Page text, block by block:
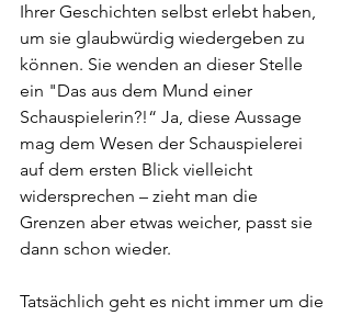
Ihrer Geschichten selbst erlebt haben,
um sie glaubwürdig wiedergeben zu
können. Sie wenden an dieser Stelle
ein "Das aus dem Mund einer
Schauspielerin?!“ Ja, diese Aussage
mag dem Wesen der Schauspielerei
auf dem ersten Blick vielleicht
widersprechen – zieht man die
Grenzen aber etwas weicher, passt sie
dann schon wieder.
Tatsächlich geht es nicht immer um die